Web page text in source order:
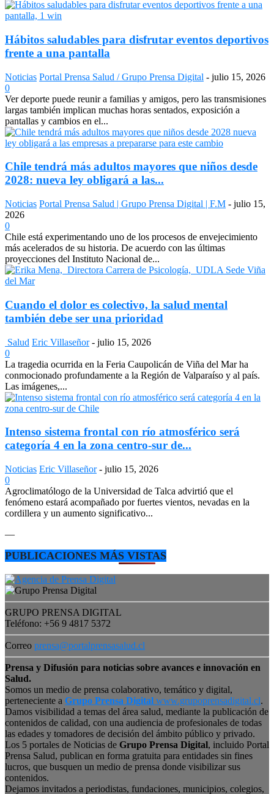
Hábitos saludables para disfrutar eventos deportivos
frente a una pantalla
Noticias Portal Prensa Salud / Grupo Prensa Digital - julio 15, 2026
0
Ver deporte puede reunir a familias y amigos, pero las transmisiones
largas también implican muchas horas sentados, exposición a
pantallas y cambios en el...
Chile tendrá más adultos mayores que niños desde
2028: nueva ley obligará a las...
Noticias Portal Prensa Salud | Grupo Prensa Digital | F.M - julio 15,
2026
0
Chile está experimentando uno de los procesos de envejecimiento
más acelerados de su historia. De acuerdo con las últimas
proyecciones del Instituto Nacional de...
Cuando el dolor es colectivo, la salud mental
también debe ser una prioridad
Salud Eric Villaseñor - julio 15, 2026
0
La tragedia ocurrida en la Feria Caupolicán de Viña del Mar ha
conmocionado profundamente a la Región de Valparaíso y al país.
Las imágenes,...
Intenso sistema frontal con río atmosférico será
categoría 4 en la zona centro-sur de...
Noticias Eric Villaseñor - julio 15, 2026
0
Agroclimatólogo de la Universidad de Talca advirtió que el
fenómeno estará acompañado por fuertes vientos, nevadas en la
cordillera y un aumento significativo...
—
PUBLICACIONES MÁS VISTAS
GRUPO PRENSA DIGITAL
Teléfono: +56 9 4817 5372
Correo prensa@portalprensasalud.cl
Prensa y Difusión para noticias sobre avances e innovación en
Salud.
Somos un medio de prensa colaborativo, temático y digital,
perteneciente a Grupo Prensa Digital www.grupoprensadigital.cl.
Damos visibilidad a temas del área salud, mediante la publicación de
contenidos de calidad, con una audiencia de profesionales de todas
las edades y tomadores de decisión del ámbito público y privado.
Los 5 portales de Noticias de Grupo Prensa Digital, incluido Portal
Prensa Salud, publican en forma gratuita para entidades sin fines
lucros, que busquen un medio de prensa donde visibilizar sus
contenidos.
Dejamos invitados a periodistas, fundaciones, municipios, colegios,